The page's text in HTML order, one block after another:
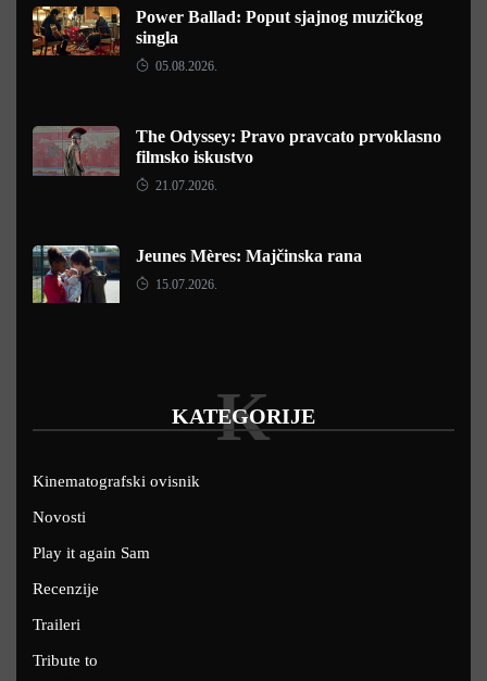
Power Ballad: Poput sjajnog muzičkog
singla
05.08.2026.
The Odyssey: Pravo pravcato prvoklasno
filmsko iskustvo
21.07.2026.
Jeunes Mères: Majčinska rana
15.07.2026.
KATEGORIJE
K
Kinematografski ovisnik
Novosti
Play it again Sam
Recenzije
Traileri
Tribute to